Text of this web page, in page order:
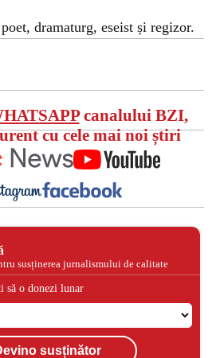
dramaturg, eseist și regizor.
canalului BZI,
cu cele mai noi știri
susținerea jurnalismului de calitate
să o donezi lunar
susținător